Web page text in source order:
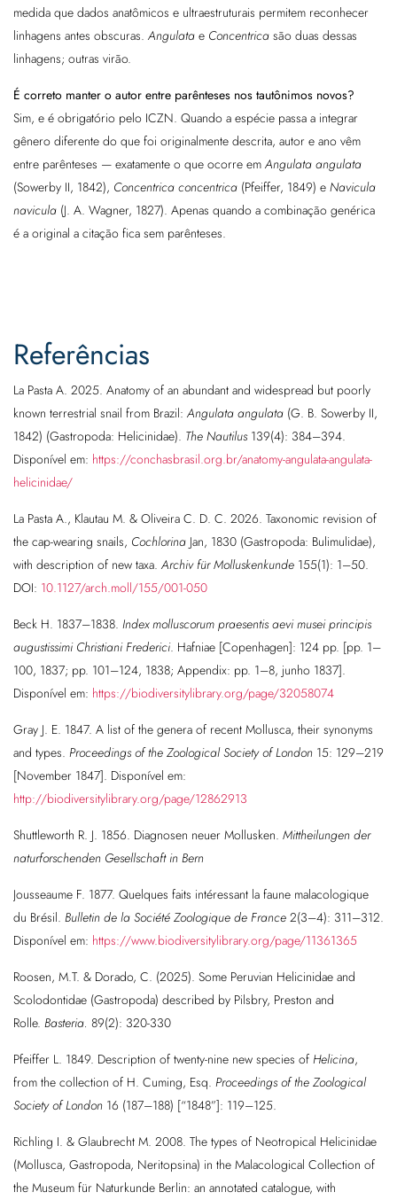
medida que dados anatômicos e ultraestruturais permitem reconhecer
linhagens antes obscuras. Angulata e Concentrica são duas dessas
linhagens; outras virão.
É correto manter o autor entre parênteses nos tautônimos novos?
Sim, e é obrigatório pelo ICZN. Quando a espécie passa a integrar
gênero diferente do que foi originalmente descrita, autor e ano vêm
entre parênteses — exatamente o que ocorre em Angulata angulata
(Sowerby II, 1842), Concentrica concentrica (Pfeiffer, 1849) e Navicula
navicula (J. A. Wagner, 1827). Apenas quando a combinação genérica
é a original a citação fica sem parênteses.
Referências
La Pasta A. 2025. Anatomy of an abundant and widespread but poorly
known terrestrial snail from Brazil: Angulata angulata (G. B. Sowerby II,
1842) (Gastropoda: Helicinidae). The Nautilus139(4): 384–394.
Disponível em: https://conchasbrasil.org.br/anatomy-angulata-angulata-
helicinidae/
La Pasta A., Klautau M. & Oliveira C. D. C. 2026. Taxonomic revision of
the cap-wearing snails, Cochlorina Jan, 1830 (Gastropoda: Bulimulidae),
with description of new taxa. Archiv für Molluskenkunde 155(1): 1–50.
DOI: 10.1127/arch.moll/155/001-050
Beck H. 1837–1838. Index molluscorum praesentis aevi musei principis
augustissimi Christiani Frederici. Hafniae [Copenhagen]: 124 pp. [pp. 1–
100, 1837; pp. 101–124, 1838; Appendix: pp. 1–8, junho 1837].
Disponível em: https://biodiversitylibrary.org/page/32058074
Gray J. E. 1847. A list of the genera of recent Mollusca, their synonyms
and types. Proceedings of the Zoological Society of London 15: 129–219
[November 1847]. Disponível em:
http://biodiversitylibrary.org/page/12862913
Shuttleworth R. J. 1856. Diagnosen neuer Mollusken. Mittheilungen der
naturforschenden Gesellschaft in Bern
Jousseaume F. 1877. Quelques faits intéressant la faune malacologique
du Brésil. Bulletin de la Société Zoologique de France 2(3–4): 311–312.
Disponível em: https://www.biodiversitylibrary.org/page/11361365
Roosen, M.T. & Dorado, C. (2025). Some Peruvian Helicinidae and
Scolodontidae (Gastropoda) described by Pilsbry, Preston and
Rolle. Basteria. 89(2): 320-330
Pfeiffer L. 1849. Description of twenty-nine new species of Helicina,
from the collection of H. Cuming, Esq. Proceedings of the Zoological
Society of London 16 (187–188) [“1848”]: 119–125.
Richling I. & Glaubrecht M. 2008. The types of Neotropical Helicinidae
(Mollusca, Gastropoda, Neritopsina) in the Malacological Collection of
the Museum für Naturkunde Berlin: an annotated catalogue, with